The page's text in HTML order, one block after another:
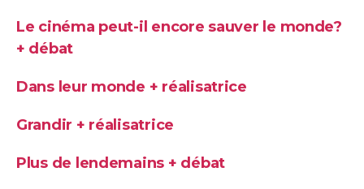
Le cinéma peut-il encore sauver le monde?
+ débat
Dans leur monde + réalisatrice
Grandir + réalisatrice
Plus de lendemains + débat